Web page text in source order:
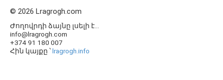
© 2026 Lragrogh.com
Ժողովրդի ձայնը լսելի է...
info@lragrogh.com
+374 91 180 007
Հին կայքը ՝lragrogh.info